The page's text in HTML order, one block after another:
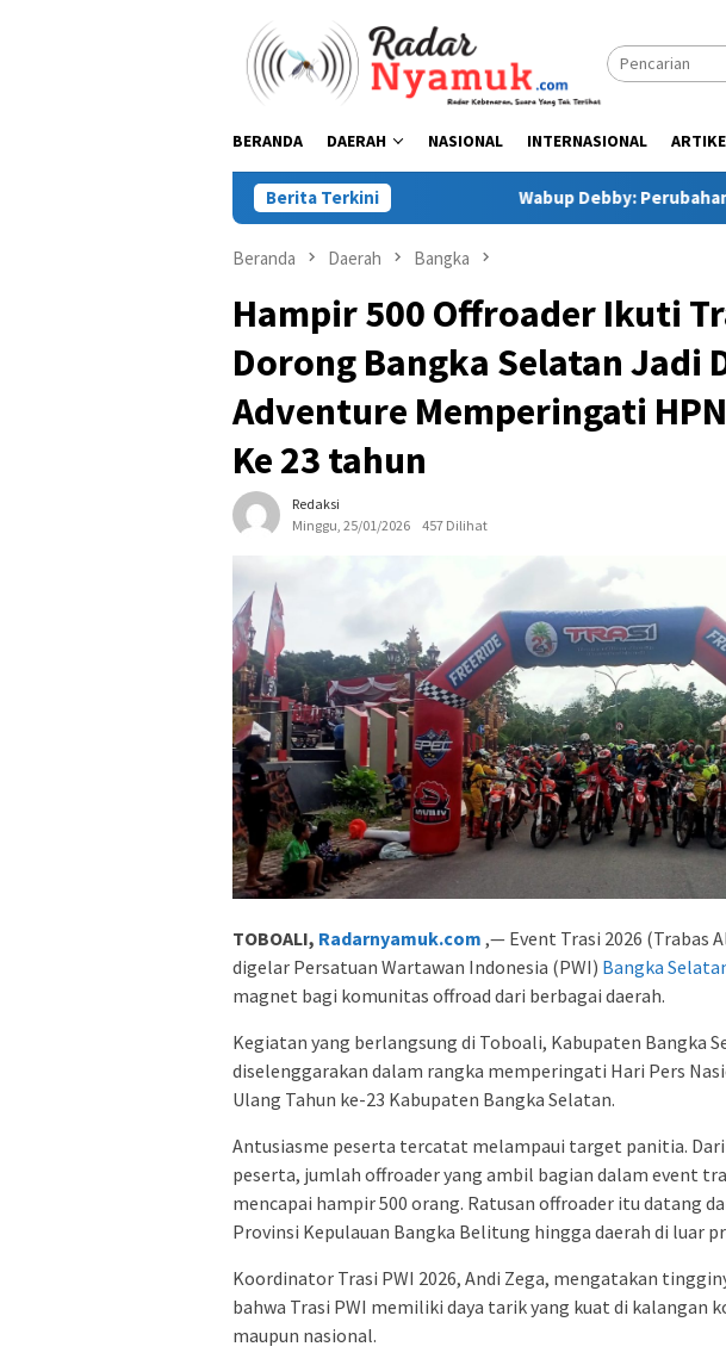
BERANDA DAERAH NASIONAL INTERNASIONAL
Berita Terkini Wabup Debby: Perubahan APBD
Beranda Daerah Bangka
Hampir 500 Offroader Ikuti
Dorong Bangka Selatan Jadi
Adventure Memperingati
Ke 23 tahun
Redaksi
Minggu, 25/01/2026
457 Dilihat
TOBOALI, Radarnyamuk.com ,— Event Trasi 2026 (Trabas
digelar Persatuan Wartawan Indonesia (PWI) Bangka
magnet bagi komunitas offroad dari berbagai daerah.
Kegiatan yang berlangsung di Toboali, Kabupaten Bangka
diselenggarakan dalam rangka memperingati Hari Pers
Ulang Tahun ke-23 Kabupaten Bangka Selatan.
Antusiasme peserta tercatat melampaui target panitia.
peserta, jumlah offroader yang ambil bagian dalam event
mencapai hampir 500 orang. Ratusan offroader itu datang
Provinsi Kepulauan Bangka Belitung hingga daerah di luar
Koordinator Trasi PWI 2026, Andi Zega, mengatakan
bahwa Trasi PWI memiliki daya tarik yang kuat di kalangan
maupun nasional.